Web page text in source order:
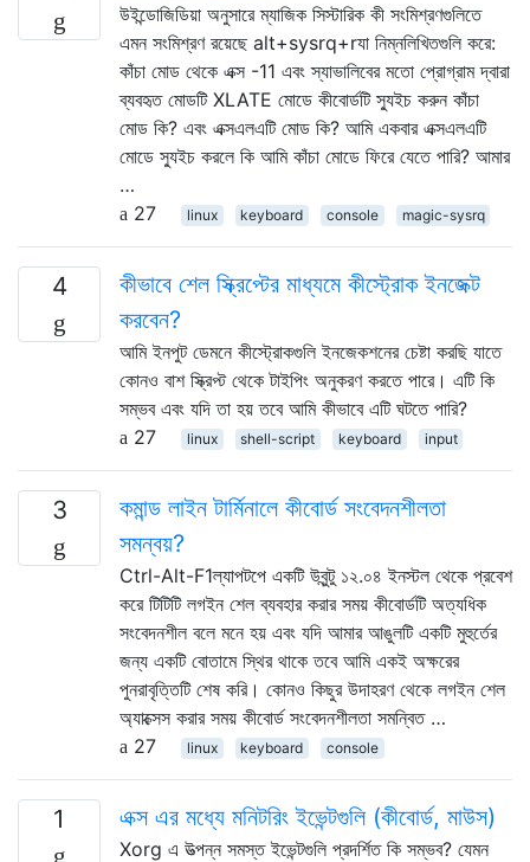
উইন্ডোজিডিয়া অনুসারে ম্যাজিক সিস্টারিক কী সংমিশ্রণগুলিতে
এমন সংমিশ্রণ রয়েছে alt+sysrq+rযা নিম্নলিখিতগুলি করে:
কাঁচা মোড থেকে এক্স -11 এবং স্যাভালিবের মতো প্রোগ্রাম দ্বারা
ব্যবহৃত মোডটি XLATE মোডে কীবোর্ডটি স্যুইচ করুন কাঁচা
মোড কি? এবং এক্সএলএটি মোড কি? আমি একবার এক্সএলএটি
মোডে স্যুইচ করলে কি আমি কাঁচা মোডে ফিরে যেতে পারি? আমার
…
27
linux keyboard console magic-sysrq
4
কীভাবে শেল স্ক্রিপ্টের মাধ্যমে কীস্ট্রোক ইনজেক্ট
করবেন?
আমি ইনপুট ডেমনে কীস্ট্রোকগুলি ইনজেকশনের চেষ্টা করছি যাতে
কোনও বাশ স্ক্রিপ্ট থেকে টাইপিং অনুকরণ করতে পারে। এটি কি
সম্ভব এবং যদি তা হয় তবে আমি কীভাবে এটি ঘটতে পারি?
27
linux shell-script keyboard input
3
কমান্ড লাইন টার্মিনালে কীবোর্ড সংবেদনশীলতা
সমন্বয়?
Ctrl-Alt-F1ল্যাপটপে একটি উবুন্টু ১২.০৪ ইনস্টল থেকে প্রবেশ
করে টিটিটি লগইন শেল ব্যবহার করার সময় কীবোর্ডটি অত্যধিক
সংবেদনশীল বলে মনে হয় এবং যদি আমার আঙুলটি একটি মুহুর্তের
জন্য একটি বোতামে স্থির থাকে তবে আমি একই অক্ষরের
পুনরাবৃত্তিটি শেষ করি। কোনও কিছুর উদাহরণ থেকে লগইন শেল
অ্যাক্সেস করার সময় কীবোর্ড সংবেদনশীলতা সমন্বিত …
27
linux keyboard console
1 এক্স এর মধ্যে মনিটরিং ইভেন্টগুলি (কীবোর্ড, মাউস)
Xorg এ উত্পন্ন সমস্ত ইভেন্টগুলি প্রদর্শিত কি সম্ভব? যেমন